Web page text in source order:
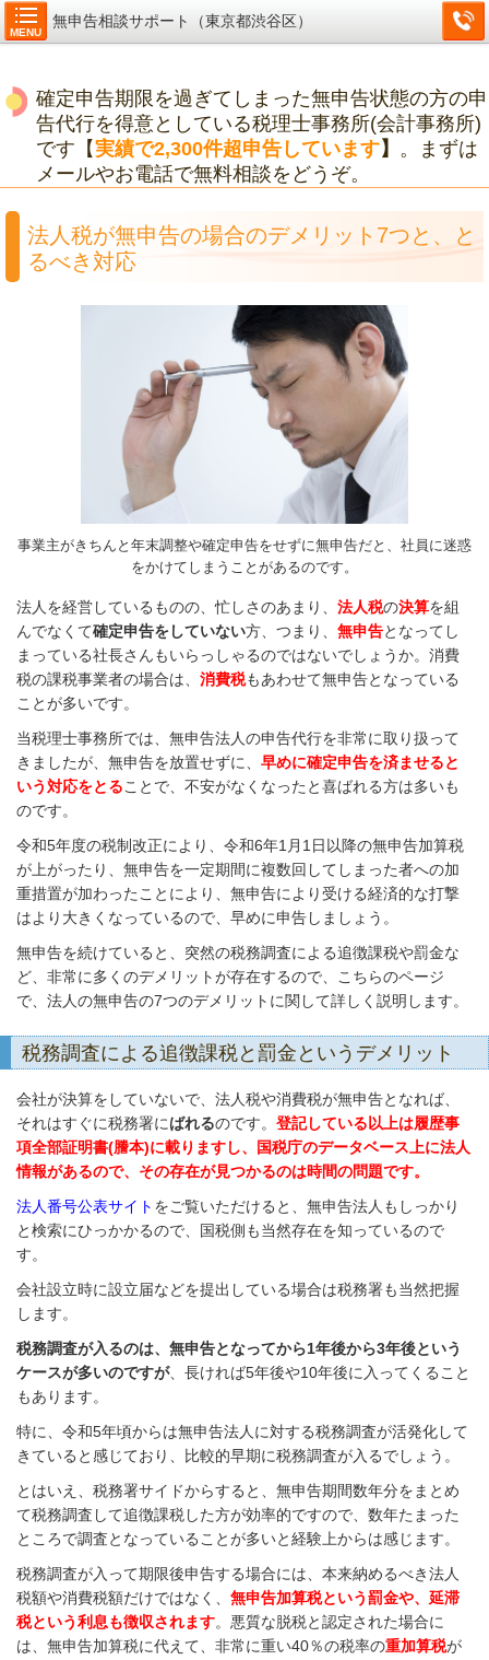
MENU
無申告相談サポート（東京都渋谷区）
確定申告期限を過ぎてしまった無申告状態の方の申
告代行を得意としている税理士事務所(会計事務所)
です【実績で2,300件超申告しています】 。まずは
メールやお電話で無料相談をどうぞ。
法人税が無申告の場合のデメリット7つと、と
るべき対応
事業主がきちんと年末調整や確定申告をせずに無申告だと、社員に迷惑
をかけてしまうことがあるのです。
法人を経営しているものの、忙しさのあまり、 法人税の決算を組
んでなくて確定申告をしていない方、つまり、 無申告となってし
まっている社長さんもいらっしゃるのではないでしょうか。消費
税の課税事業者の場合は、 消費税もあわせて無申告となっている
ことが多いです。
当税理士事務所では、無申告法人の申告代行を非常に取り扱って
きましたが、無申告を放置せずに、 早めに確定申告を済ませると
いう対応をとることで、不安がなくなったと喜ばれる方は多いも
のです。
令和5年度の税制改正により、令和6年1月1日以降の無申告加算税
が上がったり、無申告を一定期間に複数回してしまった者への加
重措置が加わったことにより、無申告により受ける経済的な打撃
はより大きくなっているので、早めに申告しましょう。
無申告を続けていると、突然の税務調査による追徴課税や罰金な
ど、非常に多くのデメリットが存在するので、こちらのページ
で、法人の無申告の7つのデメリットに関して詳しく説明します。
税務調査による追徴課税と罰金というデメリット
会社が決算をしていないで、法人税や消費税が無申告となれば、
それはすぐに税務署にばれるのです。 登記している以上は履歴事
項全部証明書(謄本)に載りますし、国税庁のデータベース上に法人
情報があるので、その存在が見つかるのは時間の問題です。
法人番号公表サイト をご覧いただけると、無申告法人もしっかり
と検索にひっかかるので、国税側も当然存在を知っているので
す。
会社設立時に設立届などを提出している場合は税務署も当然把握
します。
税務調査が入るのは、無申告となってから1年後から3年後という
ケースが多いのですが、長ければ5年後や10年後に入ってくること
もあります。
特に、令和5年頃からは無申告法人に対する税務調査が活発化して
きていると感じており、比較的早期に税務調査が入るでしょう。
とはいえ、税務署サイドからすると、無申告期間数年分をまとめ
て税務調査して追徴課税した方が効率的ですので、数年たまった
ところで調査となっていることが多いと経験上からは感じます。
税務調査が入って期限後申告する場合には、本来納めるべき法人
税額や消費税額だけではなく、 無申告加算税という罰金や、延滞
税という利息も徴収されます。悪質な脱税と認定された場合に
は、無申告加算税に代えて、非常に重い40％の税率の重加算税が